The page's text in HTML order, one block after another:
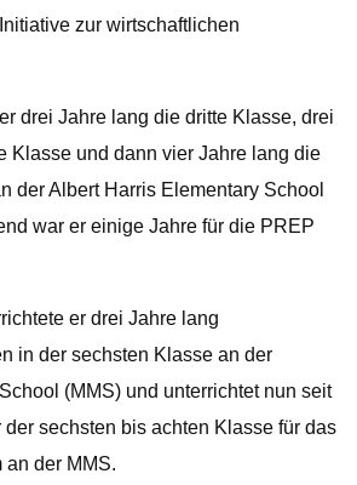
zur wirtschaftlichen
drei Jahre lang die dritte Klasse, drei
Klasse und dann vier Jahre lang die
der Albert Harris Elementary School
war er einige Jahre für die PREP
er drei Jahre lang
in der sechsten Klasse an der
(MMS) und unterrichtet nun seit
sechsten bis achten Klasse für das
an der MMS.